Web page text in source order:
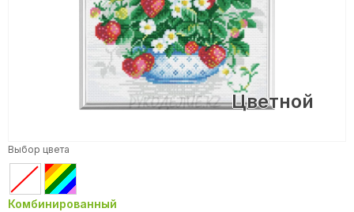
Цветной
Выбор цвета
Комбинированный